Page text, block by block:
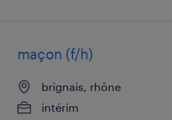
maçon (f/h)
brignais, rhône
intérim